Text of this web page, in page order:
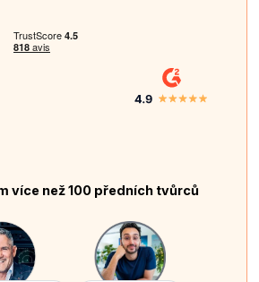
více než 100 předních tvůrců